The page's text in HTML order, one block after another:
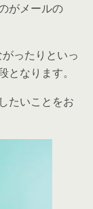
がメールの
ったりといっ
なります。
たいことをお